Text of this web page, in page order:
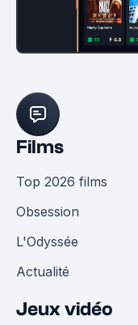
Films
Top 2026 films
Obsession
L'Odyssée
Actualité
Jeux vidéo